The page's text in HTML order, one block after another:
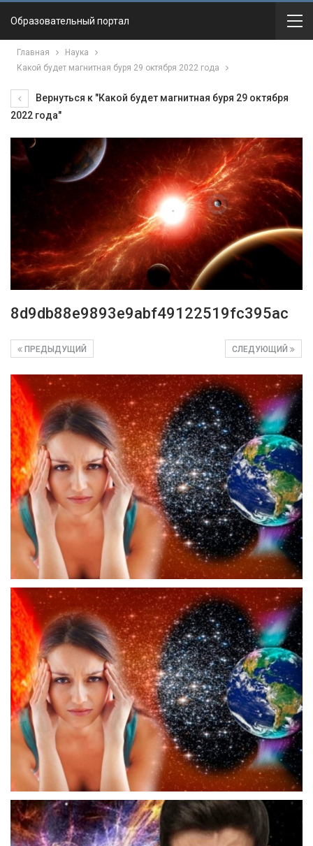
Образовательный портал
Главная
Наука
Какой будет магнитная буря 29 октября 2022 года
Вернуться к "Какой будет магнитная буря 29 октября
2022 года"
8d9db88e9893e9abf49122519fc395ac
СЛЕДУЮЩИЙ
ПРЕДЫДУЩИЙ